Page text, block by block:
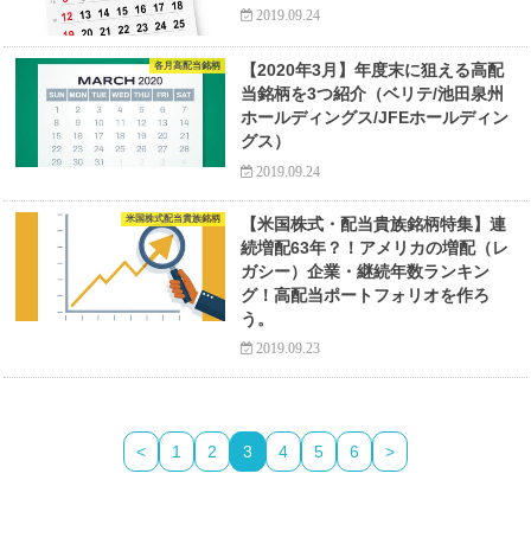
2019.09.24
各月高配当銘柄
【2020年3月】年度末に狙える高配
当銘柄を3つ紹介（ベリテ/池田泉州
ホールディングス/JFEホールディン
グス）
2019.09.24
米国株式配当貴族銘柄
【米国株式・配当貴族銘柄特集】連
続増配63年？！アメリカの増配（レ
ガシー）企業・継続年数ランキン
グ！高配当ポートフォリオを作ろ
う。
2019.09.23
< 1 2 3 4 5 6 >